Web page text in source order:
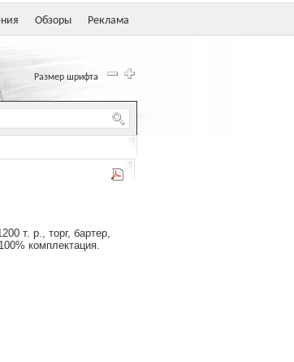
Обзоры Реклама
Размер шрифта
т. р., торг, бартер,
комплектация.